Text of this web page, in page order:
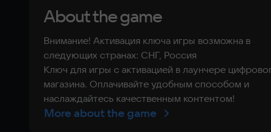
About the game
Внимание! Активация ключа игры возможна в
следующих странах: СНГ, Россия
Ключ для игры с активацией в лаунчере
магазина. Оплачивайте удобным способом и
наслаждайтесь качественным контентом!
More about the game